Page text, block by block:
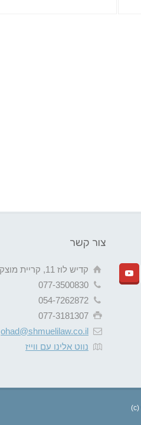
צור קשר
קדיש לוז 11, קריית מוצקין
077-3500830
054-7262872
077-3181307
ohad@shmuelilaw.co.il
נווט אלינו עם ווייז